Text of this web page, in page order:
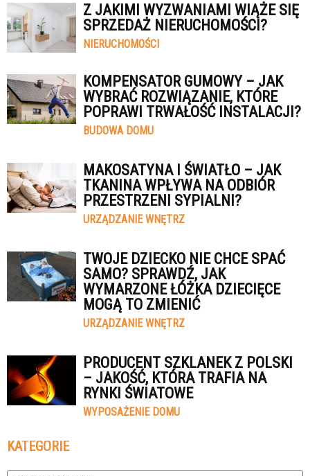
Z JAKIMI WYZWANIAMI WIĄŻE SIĘ
SPRZEDAŻ NIERUCHOMOŚCI?
NIERUCHOMOŚCI
KOMPENSATOR GUMOWY – JAK
WYBRAĆ ROZWIĄZANIE, KTÓRE
POPRAWI TRWAŁOŚĆ INSTALACJI?
BUDOWA DOMU
MAKOSATYNA I ŚWIATŁO – JAK
TKANINA WPŁYWA NA ODBIÓR
PRZESTRZENI SYPIALNI?
URZĄDZANIE WNĘTRZ
TWOJE DZIECKO NIE CHCE SPAĆ
SAMO? SPRAWDŹ, JAK
WYMARZONE ŁÓŻKA DZIECIĘCE
MOGĄ TO ZMIENIĆ
URZĄDZANIE WNĘTRZ
PRODUCENT SZKLANEK Z POLSKI
– JAKOŚĆ, KTÓRA TRAFIA NA
RYNKI ŚWIATOWE
WYPOSAŻENIE DOMU
KATEGORIE
Kategorie